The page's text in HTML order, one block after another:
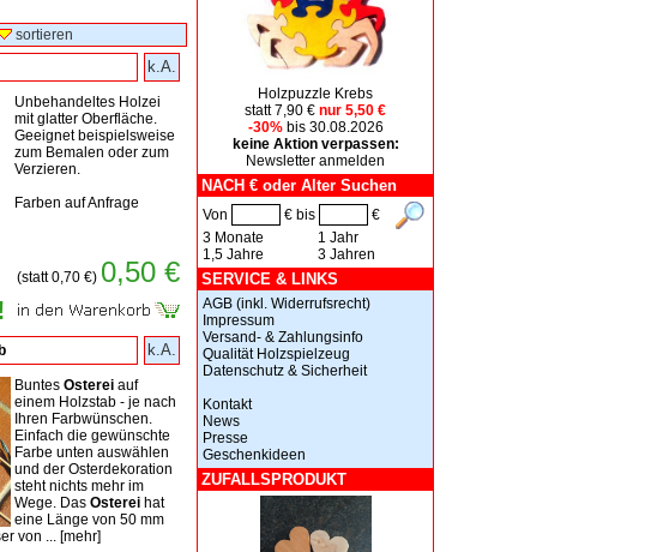
sortieren
k.A.
Unbehandeltes Holzei
mit glatter Oberfläche.
Geeignet beispielsweise
zum Bemalen oder zum
Verzieren.
Farben auf Anfrage
(statt 0,70 €) 0,50 €
k.A.
Buntes Osterei auf
einem Holzstab - je nach
Ihren Farbwünschen.
Einfach die gewünschte
Farbe unten auswählen
und der Osterdekoration
steht nichts mehr im
Wege. Das Osterei hat
eine Länge von 50 mm
von ... [mehr]
Holzpuzzle Krebs
statt 7,90 € nur 5,50 €
-30%bis 30.08.2026
keine Aktion verpassen:
Newsletter anmelden
NACH € oder Alter Suchen
Von € bis
€
3 Monate
1,5 Jahre
1 Jahr
3 Jahren
SERVICE & LINKS
AGB (inkl. Widerrufsrecht)
Impressum
Versand- & Zahlungsinfo
Qualität Holzspielzeug
Datenschutz & Sicherheit
Kontakt
News
Presse
Geschenkideen
ZUFALLSPRODUKT